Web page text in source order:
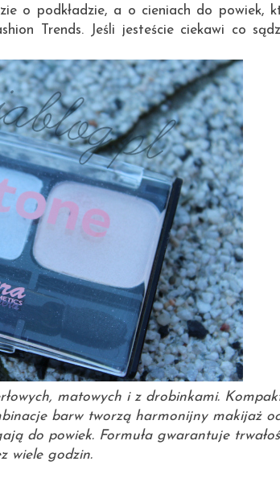
o podkładzie, a o cieniach do powiek,
Trends. Jeśli jesteście ciekawi co
matowych i z drobinkami.
barw tworzą harmonijny makijaż
do powiek. Formuła gwarantuje
wiele godzin.